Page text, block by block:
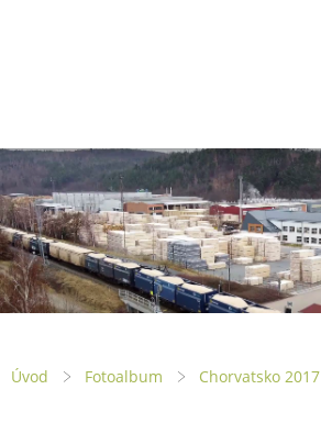
Úvod Fotoalbum Chorvatsko 2017